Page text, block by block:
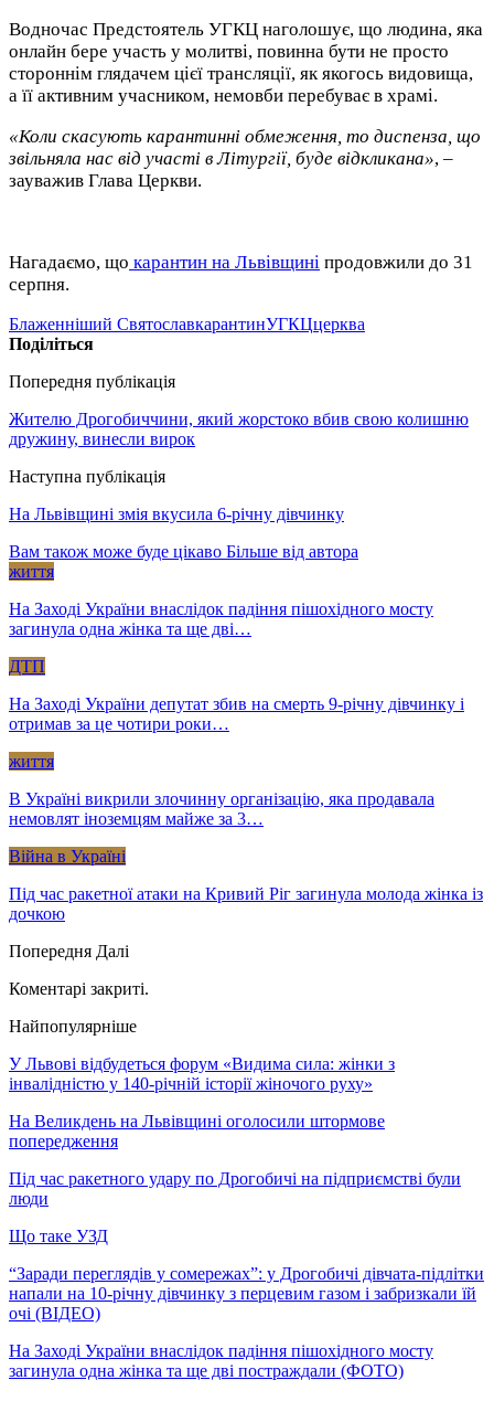
Водночас Предстоятель УГКЦ наголошує, що людина, яка
онлайн бере участь у молитві, повинна бути не просто
стороннім глядачем цієї трансляції, як якогось видовища,
а її активним учасником, немовби перебуває в храмі.
«Коли скасують карантинні обмеження, то диспенза, що
звільняла нас від участі в Літургії, буде відкликана», –
зауважив Глава Церкви.
Нагадаємо, що карантин на Львівщині продовжили до 31
серпня.
Блаженніший СвятославкарантинУГКЦцерква
Поділіться
Попередня публікація
Жителю Дрогобиччини, який жорстоко вбив свою колишню
дружину, винесли вирок
Наступна публікація
На Львівщині змія вкусила 6-річну дівчинку
Вам також може буде цікаво Більше від автора
життя
На Заході України внаслідок падіння пішохідного мосту
загинула одна жінка та ще дві…
ДТП
На Заході України депутат збив на смерть 9-річну дівчинку і
отримав за це чотири роки…
життя
В Україні викрили злочинну організацію, яка продавала
немовлят іноземцям майже за 3…
Війна в Україні
Під час ракетної атаки на Кривий Ріг загинула молода жінка із
дочкою
Попередня Далі
Коментарі закриті.
Найпопулярніше
У Львові відбудеться форум «Видима сила: жінки з
інвалідністю у 140-річній історії жіночого руху»
На Великдень на Львівщині оголосили штормове
попередження
Під час ракетного удару по Дрогобичі на підприємстві були
люди
Що таке УЗД
“Заради переглядів у сомережах”: у Дрогобичі дівчата-підлітки
напали на 10-річну дівчинку з перцевим газом і забризкали їй
очі (ВІДЕО)
На Заході України внаслідок падіння пішохідного мосту
загинула одна жінка та ще дві постраждали (ФОТО)